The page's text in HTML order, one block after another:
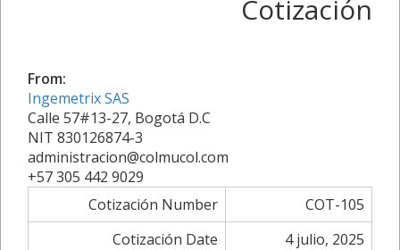
Cotización
From:
Ingemetrix SAS
Calle 57#13-27, Bogotá D.C
NIT 830126874-3
administracion@colmucol.com
+57 305 442 9029
Cotización Number
COT-105
Cotización Date
4 julio, 2025